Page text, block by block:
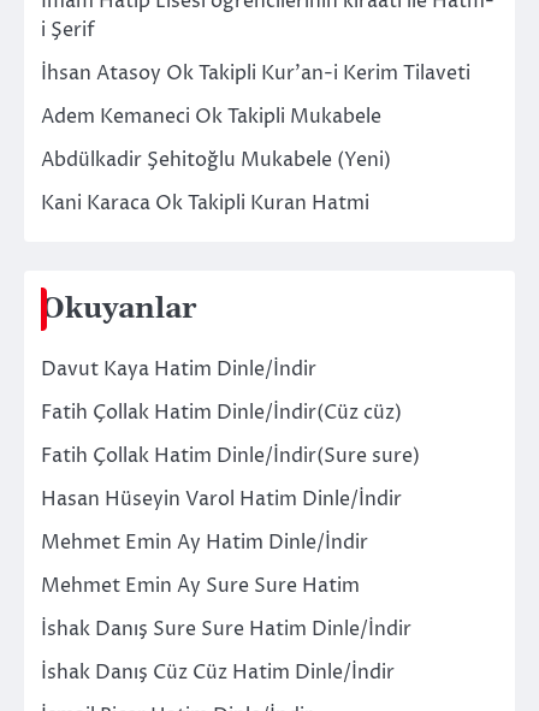
i Şerif
İhsan Atasoy Ok Takipli Kur’an-i Kerim Tilaveti
Adem Kemaneci Ok Takipli Mukabele
Abdülkadir Şehitoğlu Mukabele (Yeni)
Kani Karaca Ok Takipli Kuran Hatmi
Okuyanlar
Davut Kaya Hatim Dinle/İndir
Fatih Çollak Hatim Dinle/İndir(Cüz cüz)
Fatih Çollak Hatim Dinle/İndir(Sure sure)
Hasan Hüseyin Varol Hatim Dinle/İndir
Mehmet Emin Ay Hatim Dinle/İndir
Mehmet Emin Ay Sure Sure Hatim
İshak Danış Sure Sure Hatim Dinle/İndir
İshak Danış Cüz Cüz Hatim Dinle/İndir